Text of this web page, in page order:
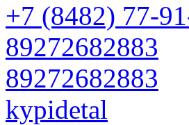
+7 (8482) 77-
89272682883
89272682883
kypidetal